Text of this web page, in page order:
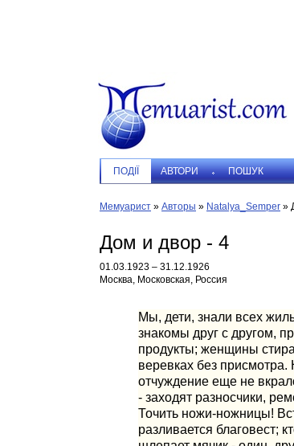
ПОДIЇ АВТОРИ ПОШУК
Мемуарист » Авторы » Natalya_Semper »
Дом и двор - 4
01.03.1923 – 31.12.1926
Москва, Московская, Россия
Мы, дети, знали всех
знакомы друг с другом,
продукты; женщины
веревках без
отчуждение еще не
- заходят разносчики,
Точить ножи-ножницы!
разливается благовест;